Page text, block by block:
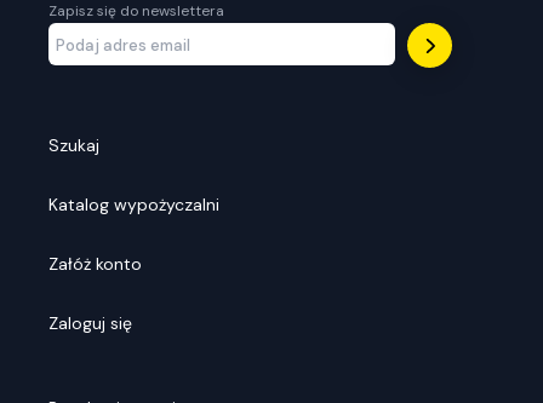
Zapisz się do newslettera
Szukaj
Katalog wypożyczalni
Załóż konto
Zaloguj się